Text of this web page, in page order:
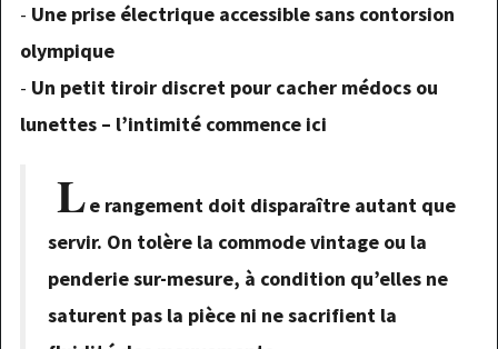
- Une prise électrique accessible sans contorsion
olympique
- Un petit tiroir discret pour cacher médocs ou
lunettes – l’intimité commence ici
Le rangement doit disparaître autant que
servir. On tolère la commode vintage ou la
penderie sur-mesure, à condition qu’elles ne
saturent pas la pièce ni ne sacrifient la